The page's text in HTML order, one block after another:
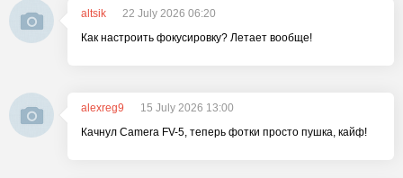
altsik
22 July 2026 06:20
Как настроить фокусировку? Летает вообще!
alexreg9
15 July 2026 13:00
Качнул Camera FV-5, теперь фотки просто пушка, кайф!